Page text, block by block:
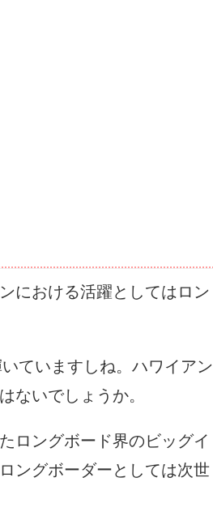
における活躍としてはロン
ていますしね。ハワイアン
ないでしょうか。
ロングボード界のビッグイ
ングボーダーとしては次世